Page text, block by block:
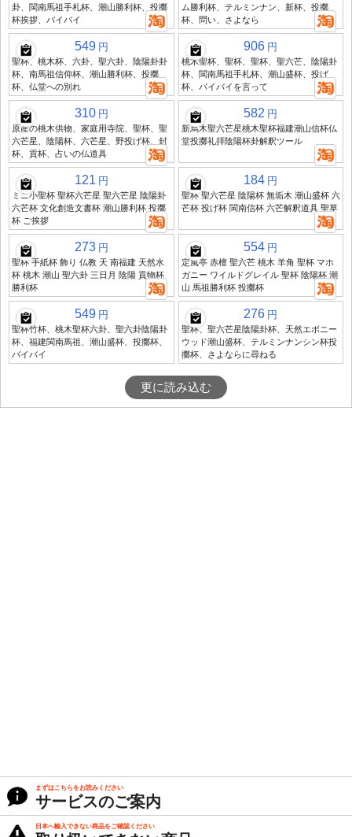
卦、閩南馬祖手札杯、潮山勝利杯、投擲
杯挨拶、バイバイ
ム勝利杯、テルミンナン、新杯、投擲
杯、問い、さよなら
549 円
聖杯、桃木杯、六卦、聖六卦、陰陽卦卦
杯、南馬祖信仰杯、潮山勝利杯、投擲
杯、仏堂への別れ
906 円
桃木聖杯、聖杯、聖杯、聖六芒、陰陽卦
杯、閩南馬祖手札杯、潮山盛杯、投げ
杯、バイバイを言って
310 円
原産の桃木供物、家庭用寺院、聖杯、聖
六芒星、陰陽杯、六芒星、野投げ杯、封
杯、貢杯、占いの仏道具
582 円
新烏木聖六芒星桃木聖杯福建潮山信杯仏
堂投擲礼拝陰陽杯卦解釈ツール
121 円
ミニ小聖杯 聖杯六芒星 聖六芒星 陰陽卦
六芒杯 文化創造文書杯 潮山勝利杯 投擲
杯 ご挨拶
184 円
聖杯 聖六芒星 陰陽杯 無垢木 潮山盛杯 六
芒杯 投げ杯 閩南信杯 六芒解釈道具 聖草
273 円
聖杯 手紙杯 飾り 仏教 天 南福建 天然水
杯 桃木 潮山 聖六卦 三日月 陰陽 貢物杯
勝利杯
554 円
定風亭 赤檀 聖六芒 桃木 羊角 聖杯 マホ
ガニー ワイルドグレイル 聖杯 陰陽杯 潮
山 馬祖勝利杯 投擲杯
549 円
聖杯竹杯、桃木聖杯六卦、聖六卦陰陽卦
杯、福建閩南馬祖、潮山盛杯、投擲杯、
バイバイ
276 円
聖杯、聖六芒星陰陽卦杯、天然エボニー
ウッド潮山盛杯、テルミンナンシン杯投
擲杯、さよならに尋ねる
更に読み込む
まずはこちらをお読みください
サービスのご案内
日本へ輸入できない商品をご確認ください